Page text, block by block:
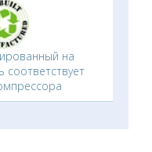
на
соответствует